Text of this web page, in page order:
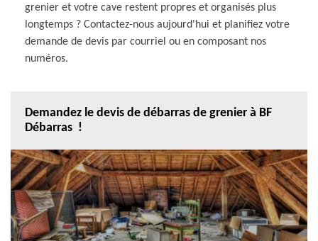
grenier et votre cave restent propres et organisés plus
longtemps ? Contactez-nous aujourd'hui et planifiez votre
demande de devis par courriel ou en composant nos
numéros.
Demandez le devis de débarras de grenier à BF
Débarras !